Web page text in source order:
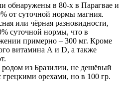
обнаружены в 80-х в Парагвае и
от суточной нормы магния.
или чёрная разновидности,
суточной нормы, что в
примерно – 300 мг. Кроме
витамина А и D, а также
родом из Бразилии, не дешёвый
грецкими орехами, но в 100 гр.